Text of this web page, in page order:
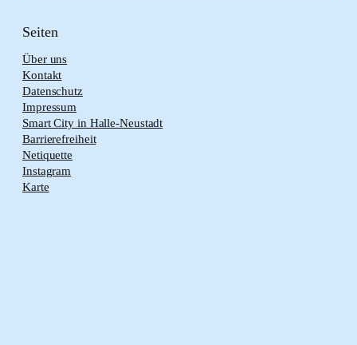
Seiten
Über uns
Kontakt
Datenschutz
Impressum
Smart City in Halle-Neustadt
Barrierefreiheit
Netiquette
Instagram
Karte